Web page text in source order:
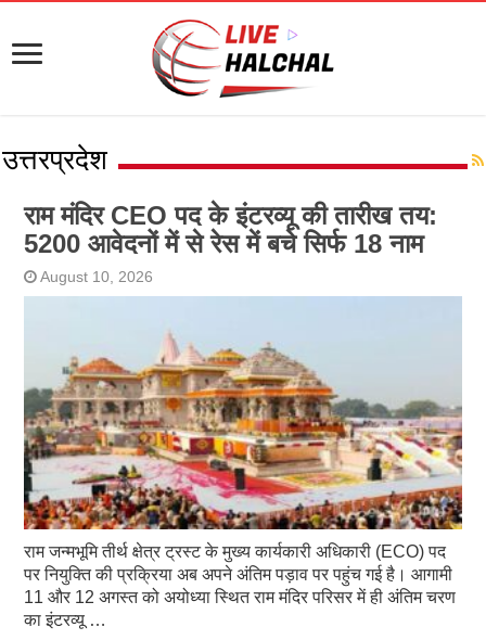
उत्तरप्रदेश
राम मंदिर CEO पद के इंटरव्यू की तारीख तय:
5200 आवेदनों में से रेस में बचे सिर्फ 18 नाम
August 10, 2026
राम जन्मभूमि तीर्थ क्षेत्र ट्रस्ट के मुख्य कार्यकारी अधिकारी (ECO) पद
पर नियुक्ति की प्रक्रिया अब अपने अंतिम पड़ाव पर पहुंच गई है। आगामी
11 और 12 अगस्त को अयोध्या स्थित राम मंदिर परिसर में ही अंतिम चरण
का इंटरव्यू …